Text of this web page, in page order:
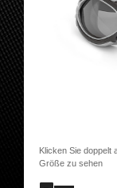
Klicken Sie doppelt
Größe zu sehen